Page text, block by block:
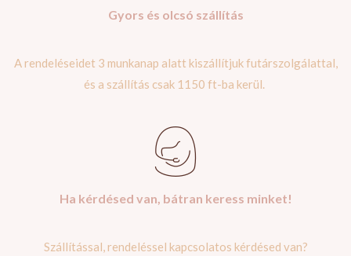
Gyors és olcsó szállítás
A rendeléseidet 3 munkanap alatt kiszállítjuk futárszolgálattal,
és a szállítás csak 1150 ft-ba kerül.
Ha kérdésed van, bátran keress minket!
Szállítással, rendeléssel kapcsolatos kérdésed van?